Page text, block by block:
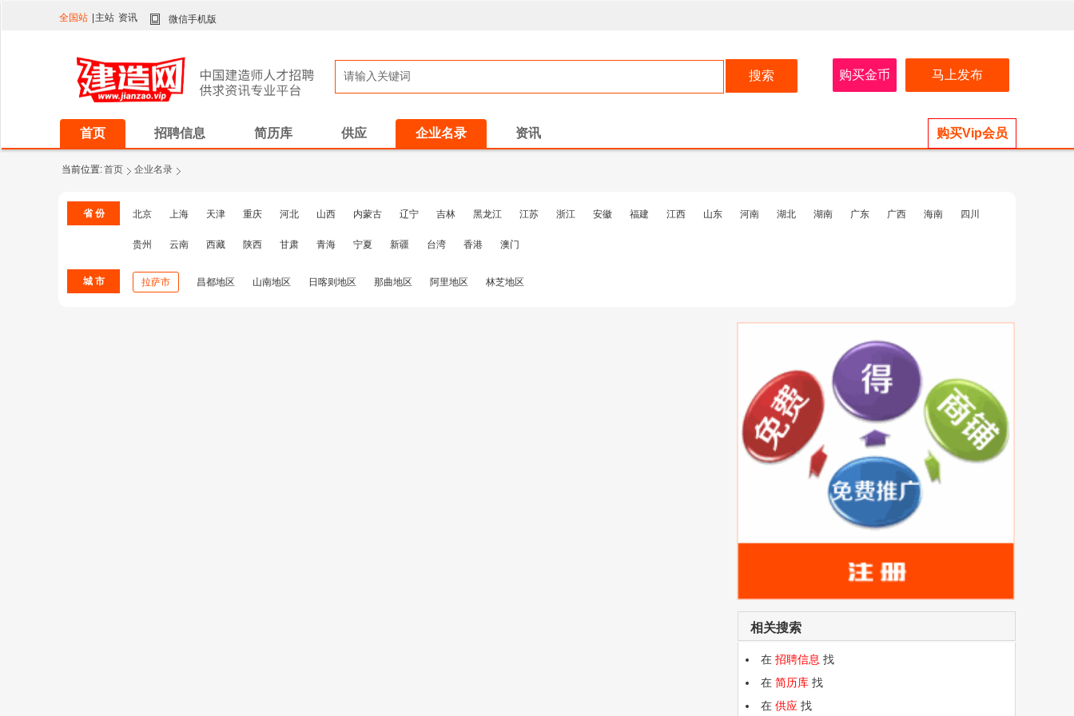
全国站 主站 资讯 微信手机版
马上发布
购买金币
首页 招聘信息 简历库 供应 企业名录 资讯 购买Vip会员
当前位置:首页 企业名录
省 份 北京 上海 天津 重庆 河北 山西 内蒙古 辽宁 吉林 黑龙江 江苏 浙江 安徽 福建 江西 山东 河南 湖北 湖南 广东 广西 海南 四川
贵州 云南 西藏 陕西 甘肃 青海 宁夏 新疆 台湾 香港 澳门
城 市 拉萨市 昌都地区 山南地区 日喀则地区 那曲地区 阿里地区 林芝地区
相关搜索
在 招聘信息 找
在 简历库 找
在 供应 找